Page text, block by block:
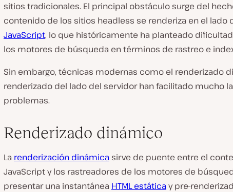
sitios tradicionales. El principal obstáculo surge del
contenido de los sitios headless se renderiza en el lado
JavaScript, lo que históricamente ha planteado
los motores de búsqueda en términos de rastreo e
Sin embargo, técnicas modernas como el renderizado
renderizado del lado del servidor han facilitado mucho
problemas.
Renderizado dinámico
La renderización dinámica sirve de puente entre el
JavaScript y los rastreadores de los motores de
presentar una instantánea HTML estáticay pre-